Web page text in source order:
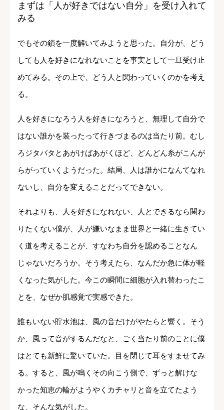
まずは「人が好きではない自分」を受け入れて
みる
でもその鎖を一度解いてみようと思った。自分が、どう
しても人を好きになれないことを事実として一旦受け止
めてみる。その上で、どう人と関わっていくのかを考え
る。
人を好きになろう人を好きになろうと、無理して自分で
はない誰かを装ったって行きづまるのは当たり前。むし
ろジタバタとあがけばあがくほど、どんどん糸がこんが
らがっていくようだった。結局、人は誰かになんてなれ
ないし、自分を変えることだってできない。
それよりも、人を好きになれない、人とできるなら関わ
りたくない僕が、人が嫌いなまま世界と一緒に生きてい
く道を考えることが、すなわち自分を認めることなん
じゃないだろうか。そう考えたら、なんだか急に体が軽
くなった気がした。今この瞬間に細胞が入れ替わったこ
とを、なぜか肌感覚で実感できた。
誰もいない貯水池は、風の音だけがやたらと響く。そう
か、風って音がするんだなと、ごく当たり前のことに僕
はとても新鮮に驚いていた。目を閉じて耳をすませてみ
る。すると、風が鳴くその向こう側で、ずっと解けな
かった知恵の輪がようやくカチャリと音を立てたよう
な、そんな気がした。